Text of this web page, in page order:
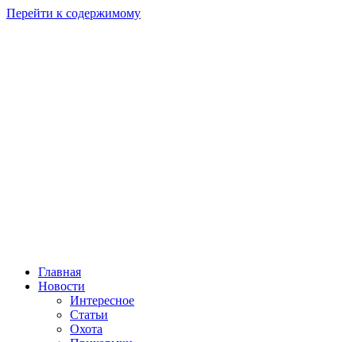
Перейти к содержимому
Главная
Новости
Интересное
Статьи
Охота